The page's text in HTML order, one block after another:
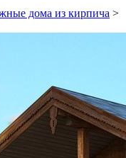
дома из кирпича >